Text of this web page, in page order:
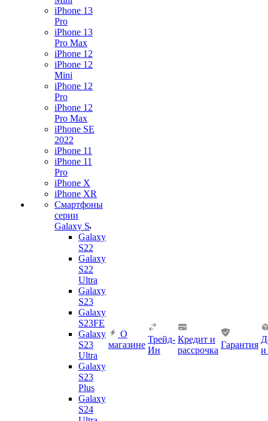
iPhone 13
Pro
iPhone 13
Pro Max
iPhone 12
iPhone 12
Mini
iPhone 12
Pro
iPhone 12
Pro Max
iPhone SE
2022
iPhone 11
iPhone 11
Pro
iPhone X
iPhone XR
Смартфоны
серии
Galaxy S
Galaxy
S22
Galaxy
S22
Ultra
Galaxy
S23
Galaxy
S23FE
Galaxy
S23
Ultra
Galaxy
S23
Plus
Galaxy
S24
О
магазине
Трейд-
Ин
Кредит и
рассрочка
Гарантия
и